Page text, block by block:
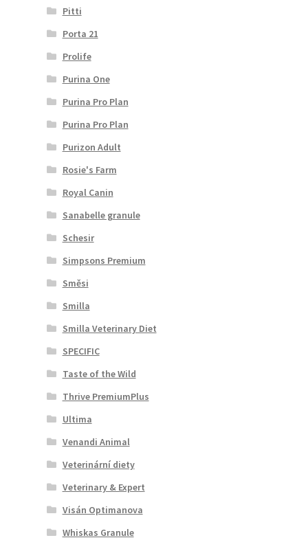
Pitti
Porta 21
Prolife
Purina One
Purina Pro Plan
Purina Pro Plan
Purizon Adult
Rosie's Farm
Royal Canin
Sanabelle granule
Schesir
Simpsons Premium
Směsi
Smilla
Smilla Veterinary Diet
SPECIFIC
Taste of the Wild
Thrive PremiumPlus
Ultima
Venandi Animal
Veterinární diety
Veterinary & Expert
Visán Optimanova
Whiskas Granule